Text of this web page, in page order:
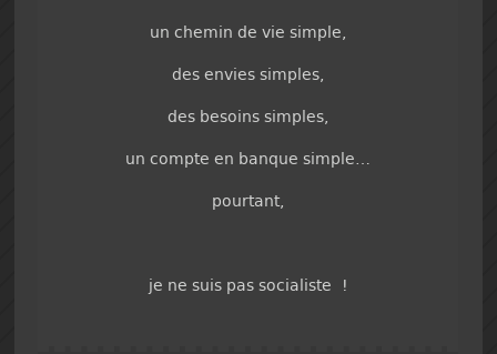
un chemin de vie simple,
des envies simples,
des besoins simples,
un compte en banque simple…
pourtant,
je ne suis pas socialiste !